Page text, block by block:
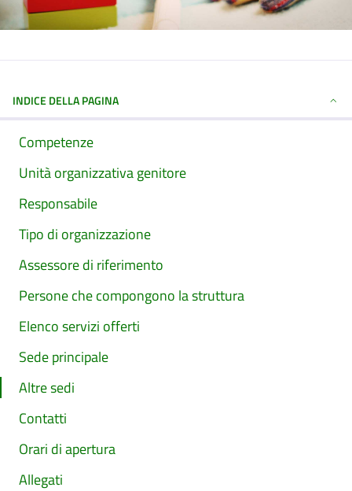
INDICE DELLA PAGINA
Competenze
Unità organizzativa genitore
Responsabile
Tipo di organizzazione
Assessore di riferimento
Persone che compongono la struttura
Elenco servizi offerti
Sede principale
Altre sedi
Contatti
Orari di apertura
Allegati